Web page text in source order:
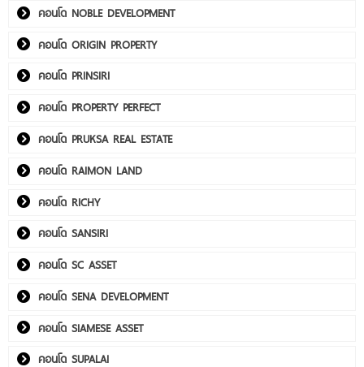
คอนโด NOBLE DEVELOPMENT
คอนโด ORIGIN PROPERTY
คอนโด PRINSIRI
คอนโด PROPERTY PERFECT
คอนโด PRUKSA REAL ESTATE
คอนโด RAIMON LAND
คอนโด RICHY
คอนโด SANSIRI
คอนโด SC ASSET
คอนโด SENA DEVELOPMENT
คอนโด SIAMESE ASSET
คอนโด SUPALAI